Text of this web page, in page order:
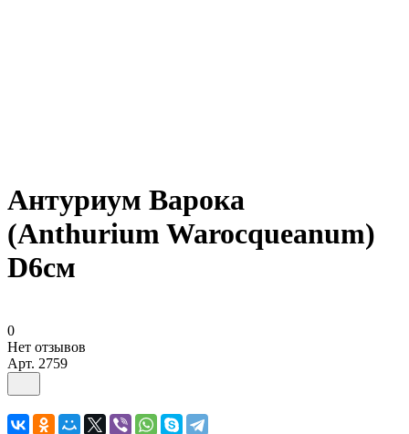
Антуриум Варока
(Anthurium Warocqueanum)
D6см
0
Нет отзывов
Арт. 2759